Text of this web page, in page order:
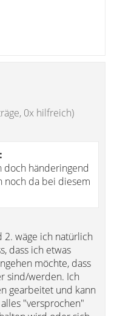
0x hilfreich)
:
doch händeringend
noch da bei diesem
2. wäge ich natürlich
dass ich etwas
möchte, dass
sind/werden. Ich
gearbeitet und kann
"versprochen"